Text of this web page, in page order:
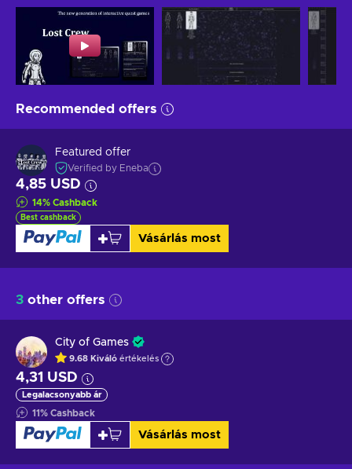
Recommended offers
Featured offer
Verified by Eneba
4,85 USD
14% Cashback
Best cashback
Vásárlás most
3 other offers
City of Games
9.68 Kiváló értékelés
4,31 USD
Legalacsonyabb ár
11% Cashback
Vásárlás most